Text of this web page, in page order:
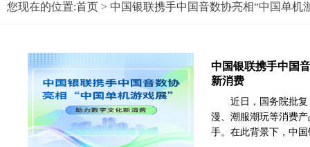
您现在的位置:首页 > 中国银联携手中国音数协亮相“中国单机
中国银联携手中国
新消费
近日，国务院批
漫、潮服潮玩等消费
手。在此背景下，中